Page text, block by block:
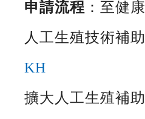
申請流程 ：至健
人工生殖技術補
KH
擴大人工生殖補